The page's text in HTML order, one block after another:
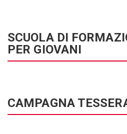
SCUOLA DI
PER GIOVANI
CAMPAGNA